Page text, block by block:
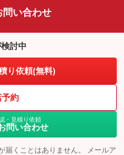
問い合わせ
討中
り依頼(無料)
予約
・見積り依頼
問い合わせ
届くことはありません。 メールア